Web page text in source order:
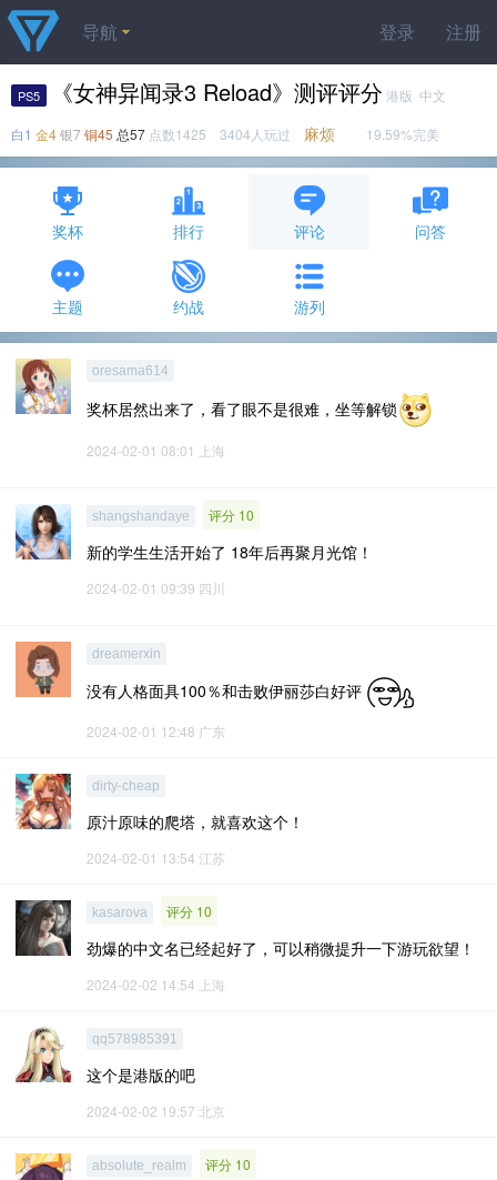
登录 注册
导航
PS5 《女神异闻录3 Reload》测评评分 港版 中文
白1 金4银7 铜45 总57 点数1425 3404人玩过 麻烦 19.59%完美
奖杯 排行 评论 问答
主题 约战 游列
oresama614
奖杯居然出来了，看了眼不是很难，坐等解锁
2024-02-01 08:01 上海
shangshandaye 评分 10
新的学生生活开始了 18年后再聚月光馆！
2024-02-01 09:39 四川
dreamerxin
没有人格面具100％和击败伊丽莎白好评
2024-02-01 12:48 广东
dirty-cheap
原汁原味的爬塔，就喜欢这个！
2024-02-01 13:54 江苏
kasarova 评分 10
劲爆的中文名已经起好了，可以稍微提升一下游玩欲望！
2024-02-02 14:54 上海
qq578985391
这个是港版的吧
2024-02-02 19:57 北京
absolute_realm 评分 10